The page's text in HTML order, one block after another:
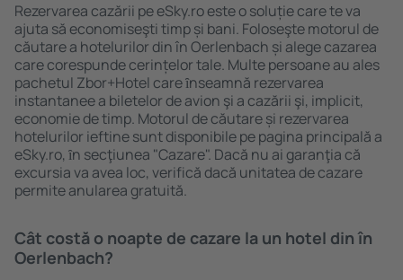
Rezervarea cazării pe eSky.ro este o soluție care te va
ajuta să economiseşti timp și bani. Foloseşte motorul de
căutare a hotelurilor din în Oerlenbach și alege cazarea
care corespunde cerințelor tale. Multe persoane au ales
pachetul Zbor+Hotel care ȋnseamnă rezervarea
instantanee a biletelor de avion şi a cazării şi, implicit,
economie de timp. Motorul de căutare și rezervarea
hotelurilor ieftine sunt disponibile pe pagina principală a
eSky.ro, ȋn secţiunea "Cazare". Dacă nu ai garanţia că
excursia va avea loc, verifică dacă unitatea de cazare
permite anularea gratuită.
Cât costă o noapte de cazare la un hotel din în
Oerlenbach?